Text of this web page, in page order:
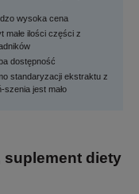
wysoka cena
małe ilości części z
dostępność
standaryzacji ekstraktu z
szenia jest mało
suplement diety